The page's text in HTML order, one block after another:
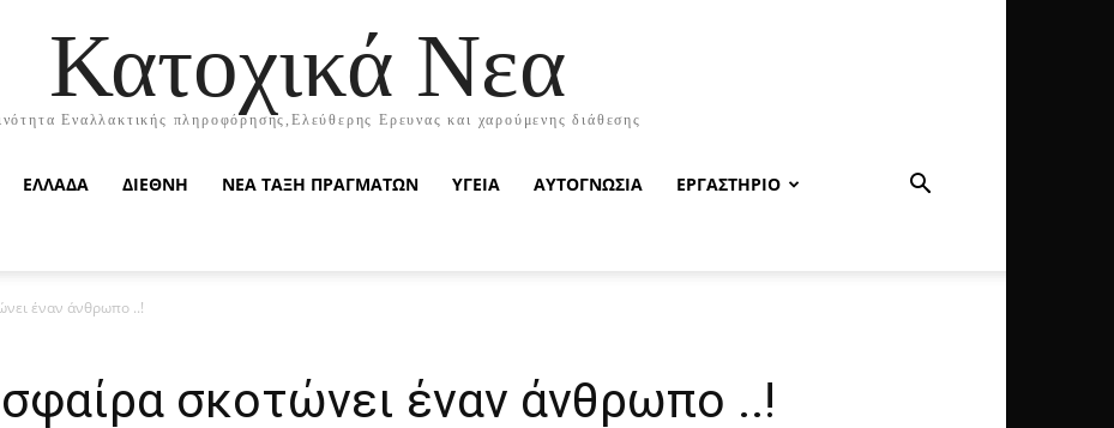
Κατοχικά Νεα
Εναλλακτικής πληροφόρησης,Ελεύθερης Ερευνας και χαρούμενης διάθεσης
ΕΛΛΑΔΑ ΔΙΕΘΝΗ ΝΕΑ ΤΑΞΗ ΠΡΑΓΜΑΤΩΝ ΥΓΕΙΑ ΑΥΤΟΓΝΩΣΙΑ ΕΡΓΑΣΤΗΡΙΟ
έναν άνθρωπο ..!
σκοτώνει έναν άνθρωπο ..!